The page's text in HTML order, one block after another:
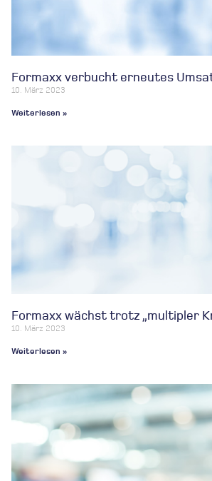
Formaxx verbucht erneutes
10. März 2023
Weiterlesen »
Formaxx wächst trotz „multipler
10. März 2023
Weiterlesen »